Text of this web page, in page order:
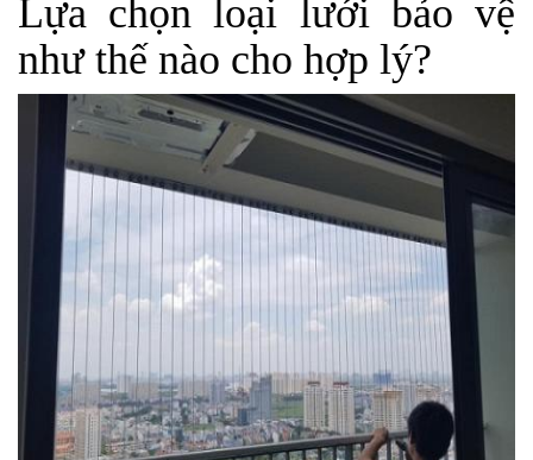
Lựa chọn loại lưới bảo vệ
như thế nào cho hợp lý?